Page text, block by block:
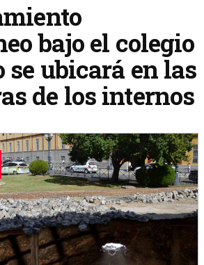
bajo el colegio
se ubicará en las
de los internos